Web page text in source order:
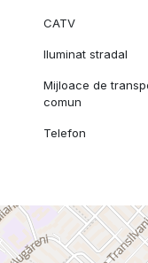
CATV
Iluminat stradal
Mijloace de
comun
Telefon